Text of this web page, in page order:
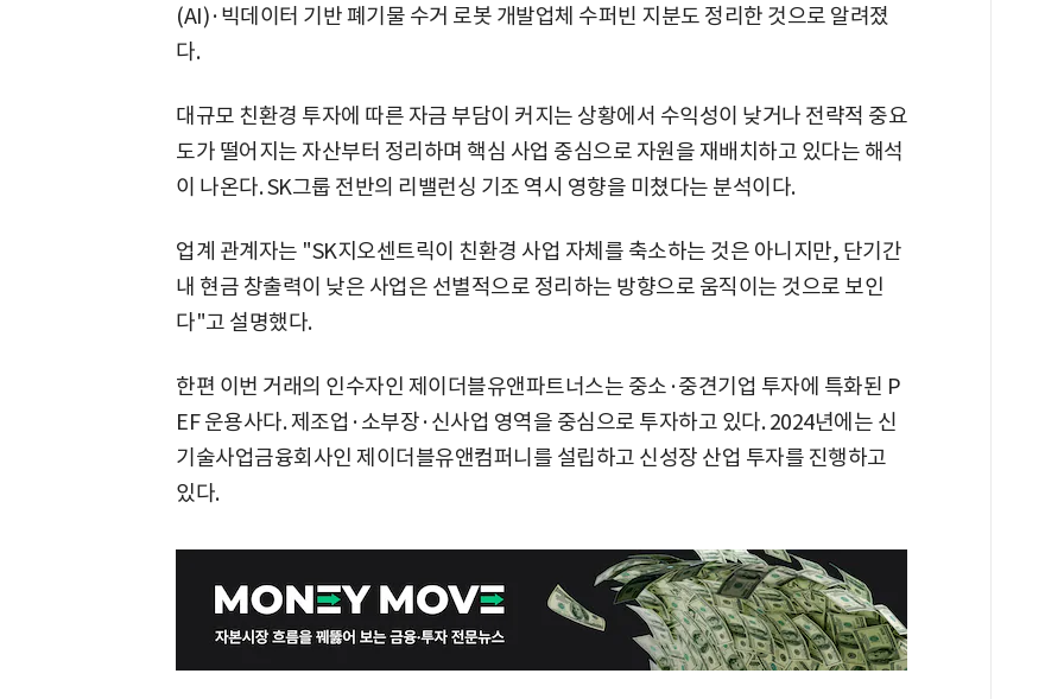
(AI)·빅데이터 기반 폐기물 수거 로봇 개발업체 수퍼빈 지분도 정리한 것으로 알려졌
다.
대규모 친환경 투자에 따른 자금 부담이 커지는 상황에서 수익성이 낮거나 전략적 중요
도가 떨어지는 자산부터 정리하며 핵심 사업 중심으로 자원을 재배치하고 있다는 해석
이 나온다. SK그룹 전반의 리밸런싱 기조 역시 영향을 미쳤다는 분석이다.
업계 관계자는 "SK지오센트릭이 친환경 사업 자체를 축소하는 것은 아니지만, 단기간
내 현금 창출력이 낮은 사업은 선별적으로 정리하는 방향으로 움직이는 것으로 보인
다"고 설명했다.
한편 이번 거래의 인수자인 제이더블유앤파트너스는 중소·중견기업 투자에 특화된 P
EF 운용사다. 제조업·소부장·신사업 영역을 중심으로 투자하고 있다. 2024년에는 신
기술사업금융회사인 제이더블유앤컴퍼니를 설립하고 신성장 산업 투자를 진행하고
있다.